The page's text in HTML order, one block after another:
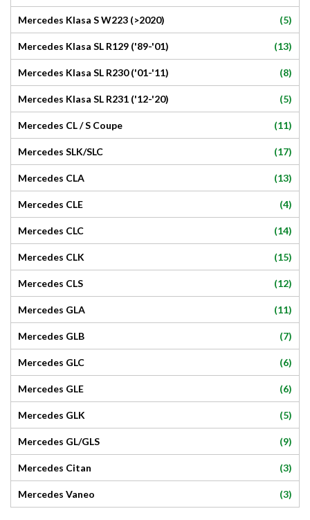
Mercedes Klasa S W223 (>2020) (5)
Mercedes Klasa SL R129 ('89-'01) (13)
Mercedes Klasa SL R230 ('01-'11) (8)
Mercedes Klasa SL R231 ('12-'20) (5)
Mercedes CL / S Coupe (11)
Mercedes SLK/SLC (17)
Mercedes CLA (13)
Mercedes CLE (4)
Mercedes CLC (14)
Mercedes CLK (15)
Mercedes CLS (12)
Mercedes GLA (11)
Mercedes GLB (7)
Mercedes GLC (6)
Mercedes GLE (6)
Mercedes GLK (5)
Mercedes GL/GLS (9)
Mercedes Citan (3)
Mercedes Vaneo (3)